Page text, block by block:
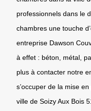
professionnels dans le
chambres une touche
entreprise Dawson
à effet : béton, métal,
plus à contacter notre
s’occuper de la mise
ville de Soizy Aux Bois